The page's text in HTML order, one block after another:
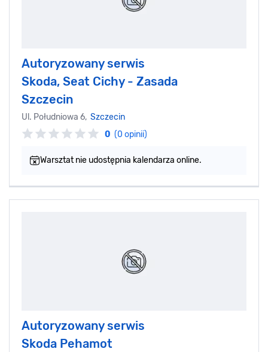
Autoryzowany serwis
Skoda, Seat Cichy - Zasada
Szczecin
Ul. Południowa 6, Szczecin
0 (0 opinii)
Warsztat nie udostępnia kalendarza online.
Autoryzowany serwis
Skoda Pehamot